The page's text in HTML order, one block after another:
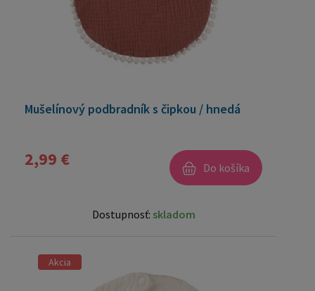
Mušelínový podbradník s čipkou / hnedá
2,99 € Do košíka
Dostupnosť: skladom
Akcia